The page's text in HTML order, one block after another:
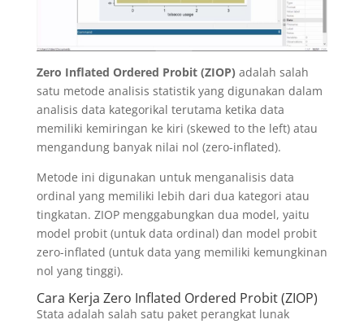
Zero Inflated Ordered Probit (ZIOP) adalah salah
satu metode analisis statistik yang digunakan dalam
analisis data kategorikal terutama ketika data
memiliki kemiringan ke kiri (skewed to the left) atau
mengandung banyak nilai nol (zero-inflated).
Metode ini digunakan untuk menganalisis data
ordinal yang memiliki lebih dari dua kategori atau
tingkatan. ZIOP menggabungkan dua model, yaitu
model probit (untuk data ordinal) dan model probit
zero-inflated (untuk data yang memiliki kemungkinan
nol yang tinggi).
Cara Kerja Zero Inflated Ordered Probit (ZIOP)
Stata adalah salah satu paket perangkat lunak